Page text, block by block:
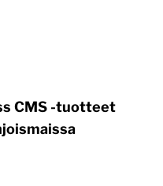
CMS -tuotteet